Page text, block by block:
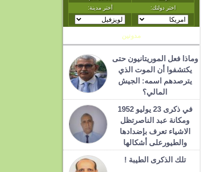
مدونين
وماذا فعل الموريتانيون حتى
يكتشفوا أن الموت الذي
يترصدهم اسمه: الجيش
المالي؟
في ذكرى 23 يوليو 1952
ومكانة عبد الناصرتظل
الاشياء تعرف بإضدادها
والطيورعلى أشكالها
تلك الذكرى الطيبة !